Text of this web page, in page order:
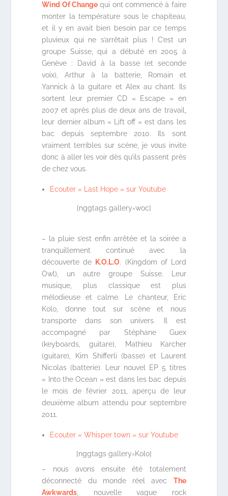
Wind Of Change qui ont commencé à faire
monter la température sous le chapiteau,
et il y en avait bien besoin par ce temps
pluvieux qui ne s’arrêtait plus ! C’est un
groupe Suisse, qui a débuté en 2005 à
Genève : David à la basse (et seconde
voix), Arthur à la batterie, Romain et
Yannick à la guitare et Alex au chant. Ils
sortent leur premier CD « Escape » en
2007 et après plus de deux ans de travail,
leur dernier album « Lift off » est dans les
bac depuis septembre 2010. Ils sont
vraiment terribles sur scène, je vous invite
donc à aller les voir dès qu’ils passent près
de chez vous.
Ecouter « Last Hope » sur Youtube
[nggtags gallery=woc]
– la pluie s’est enfin arrêtée et la soirée a
tranquillement continué avec la
découverte de
K.O.L.O. (Kingdom of Lord
Owl), un autre groupe Suisse. Leur
musique, plus classique est plus
mélodieuse et calme. Le chanteur, Eric
Kolo, donne tout sur scène et nous
transporte dans son univers. Il est
accompagné par Stéphane Guex
(keyboards, guitare), Mathieu Karcher
(guitare), Kim Shifferli (basse) et Laurent
Nicolas (batterie). Leur nouvel EP 5 titres
« Into the Ocean » est dans les bac depuis
le mois de février 2011, aperçu de leur
deuxième album attendu pour septembre
2011.
Ecouter « Whisper town » sur Youtube
[nggtags gallery=Kolo]
– nous avons ensuite été totalement
déconnecté du monde réel avec The
Awkwards , nouvelle vague rock